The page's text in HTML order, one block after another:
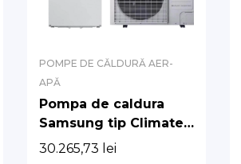
POMPE DE CĂLDURĂ AER-
APĂ
Pompa de caldura
Samsung tip Climate
Hub mono 5kw
30.265,73 lei